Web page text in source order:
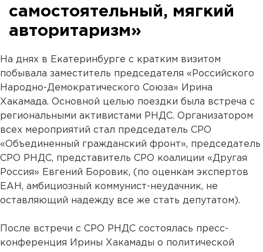
самостоятельный, мягкий
авторитаризм»
На днях в Екатеринбурге с кратким визитом
побывала заместитель председателя «Российского
Народно-Демократического Союза» Ирина
Хакамада. Основной целью поездки была встреча с
региональными активистами РНДС. Организатором
всех мероприятий стал председатель СРО
«Объединенный гражданский фронт», председатель
СРО РНДС, представитель СРО коалиции «Другая
Россия» Евгений Боровик, (по оценкам экспертов
ЕАН, амбициозный коммунист-неудачник, не
оставляющий надежду все же стать депутатом).
После встречи с СРО РНДС состоялась пресс-
конференция Ирины Хакамады о политической